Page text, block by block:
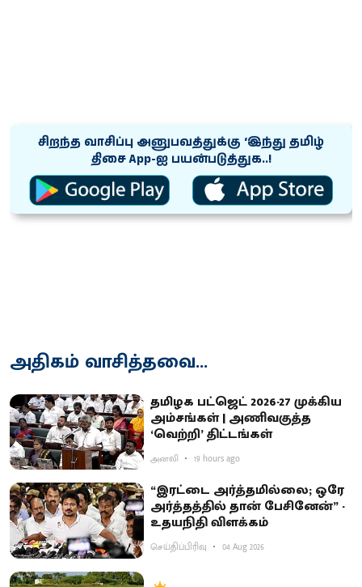
சிறந்த வாசிப்பு அனுபவத்துக்கு ‘இந்து தமிழ்
திசை App-ஐ பயன்படுத்துக..!
அதிகம் வாசித்தவை...
தமிழக பட்ஜெட் 2026-27 முக்கிய
அம்சங்கள் | அணிவகுத்த
‘வெற்றி’ திட்டங்கள்
அனலி 19 hours ago
“இரட்டை அர்த்தமில்லை; ஒரே
அர்த்தத்தில் தான் பேசினேன்” -
உதயநிதி விளக்கம்
செய்திப்பிரிவு 04 Aug 2026